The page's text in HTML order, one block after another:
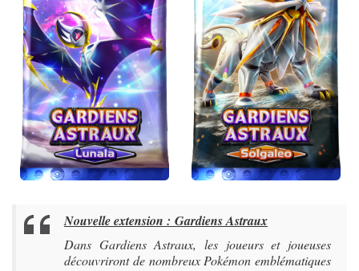
Nouvelle extension : Gardiens Astraux
Dans Gardiens Astraux, les joueurs et joueuses
découvriront de nombreux Pokémon emblématiques